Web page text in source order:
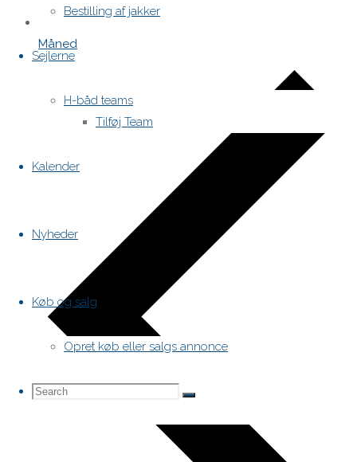
Bestilling af jakker
Sejlerne
H-båd teams
Tilføj Team
Kalender
Nyheder
Køb og salg
Opret køb eller salgs annonce
Search
Search
Search
Måned